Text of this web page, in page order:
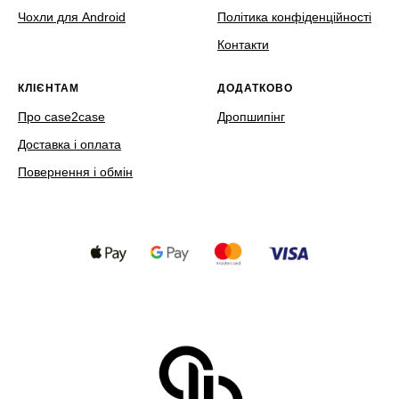
Чохли для Android
Політика конфіденційності
Контакти
КЛІЄНТАМ
Про case2case
Доставка і оплата
Повернення і обмін
ДОДАТКОВО
Дропшипінг